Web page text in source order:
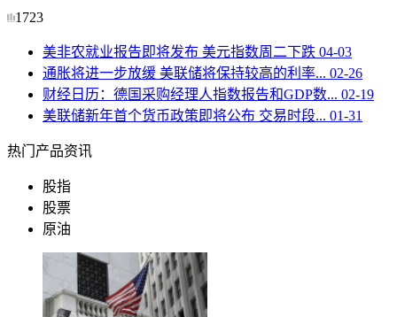
1723
美非农就业报告即将发布 美元指数周二下跌 04-03
通胀将进一步放缓 美联储将保持较高的利率... 02-26
财经日历：德国采购经理人指数报告和GDP数... 02-19
美联储新年首个货币政策即将公布 交易时段... 01-31
热门产品资讯
股指
股票
原油